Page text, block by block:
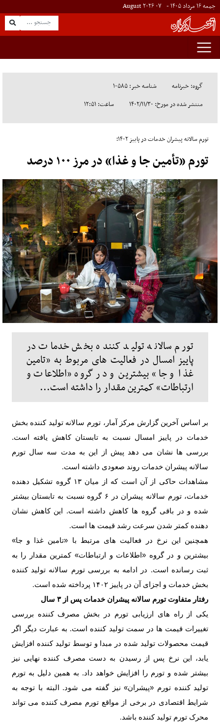
جمعه ۱۶ مرداد ۱۴۰۵ - ۰۷۲۰۲۶
گروه: خبرنامه
شناسه خبر: ۱۰۵۸۵
منتشر شده در مورخ: ۱۴۰۲/۱۱/۳۰
ساعت: ۱۲:۵۱
تورم سالانه پیشران خدمات در پاییز ۱۴۰۲؛
تورم «تأمین جا و غذا» در مرز ۱۰۰ درصد
تورم سالانه تولید کننده بخش خدمات در
پاییز امسال در فعالیت های مربوط به «تامین
غذا و جا» بیشترین و در گروه «اطلاعات و
ارتباطات» کمترین مقدار را داشته است...
بر اساس آخرین گزارش مرکز آمار، تورم سالانه تولید کننده بخش
خدمات در پاییز امسال نسبت به تابستان کاهش یافته است.
بررسی ها نشان می دهد پیش از این به مدت سه سال تورم
سالانه پیشران خدمات روند صعودی داشته است.
مشاهدات حاکی از آن است که از میان ۱۳ گروه تشکیل دهنده
خدمات، تورم سالانه پیشران در ۶ گروه نسبت به تابستان بیشتر
شده و در باقی گروه ها کاهش داشته است. این کاهش نشان
دهنده کمتر شدن سرعت رشد قیمت ها است.
همچنین این نرخ در فعالیت های مرتبط با «تامین غذا و جا»
بیشترین و در گروه «اطلاعات و ارتباطات» کمترین مقدار را به
ثبت رسانده است. در ادامه به بررسی تورم سالانه تولید کننده
بخش خدمات و اجزای آن در پاییز ۱۴۰۲ پرداخته شده است
.
رفتار متفاوت تورم سالانه پیشران خدمات پس از ۳ سال
یکی از راه های ارزیابی تورم در بخش مصرف کننده بررسی
تغییرات قیمت ها در سمت تولید کننده است. به عبارت دیگر اگر
قیمت محصولات تولید شده در مبدا و توسط تولید کننده افزایش
یابد، این نرخ پس از رسیدن به دست مصرف کننده نهایی نیز
بیشتر شده و تورم را افزایش خواهد داد. به همین دلیل به تورم
تولید کننده تورم «پیشران» نیز گفته می شود. البته با توجه به
شرایط اقتصادی در برخی از مواقع تورم مصرف کننده می تواند
محرک تورم تولید کننده باشد.